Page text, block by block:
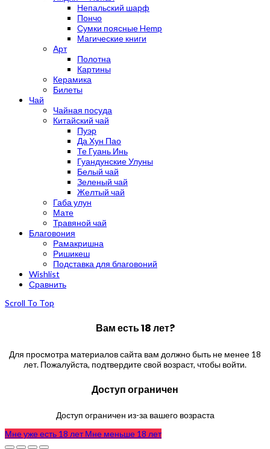
Непальский шарф
Пончо
Сумки поясные Hemp
Магические книги
Арт
Полотна
Картины
Керамика
Билеты
Чай
Чайная посуда
Китайский чай
Пуэр
Да Хун Пао
Те Гуань Инь
Гуандунские Улуны
Белый чай
Зеленый чай
Желтый чай
Габа улун
Мате
Травяной чай
Благовония
Рамакришна
Ришикеш
Подставка для благовоний
Wishlist
Сравнить
Scroll To Top
Вам есть 18 лет?
Для просмотра материалов сайта вам должно быть не менее 18
лет. Пожалуйста, подтвердите свой возраст, чтобы войти.
Доступ ограничен
Доступ ограничен из-за вашего возраста
Мне уже есть 18 летМне меньше 18 лет